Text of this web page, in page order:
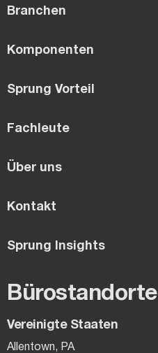
Branchen
Komponenten
Sprung Vorteil
Fachleute
Über uns
Kontakt
Sprung Insights
Bürostandorte
Vereinigte Staaten
Allentown, PA